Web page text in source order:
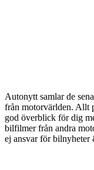
Autonytt samlar de
från motorvärlden. Allt
god överblick för dig
bilfilmer från andra
ej ansvar för bilnyheter